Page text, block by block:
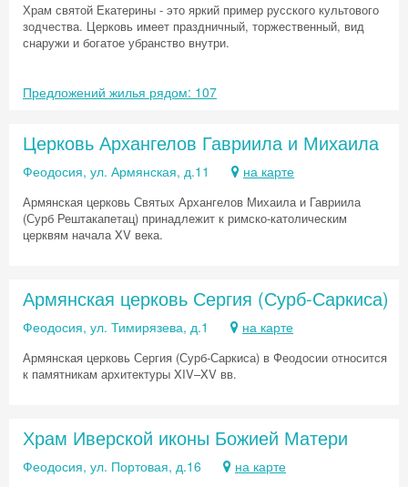
Храм святой Екатерины - это яркий пример русского культового
зодчества. Церковь имеет праздничный, торжественный, вид
снаружи и богатое убранство внутри.
Предложений жилья рядом: 107
Церковь Архангелов Гавриила и Михаила
Феодосия, ул. Армянская, д.11 на карте
Армянская церковь Святых Архангелов Михаила и Гавриила
(Сурб Рештакапетац) принадлежит к римско-католическим
церквям начала XV века.
Армянская церковь Сергия (Сурб-Саркиса)
Феодосия, ул. Тимирязева, д.1 на карте
Армянская церковь Сергия (Сурб-Саркиса) в Феодосии относится
к памятникам архитектуры XIV–XV вв.
Храм Иверской иконы Божией Матери
Феодосия, ул. Портовая, д.16 на карте
Скидка −5%
Хочешь дешевле? Оставь почту и получи
промокод на первое бронирование!